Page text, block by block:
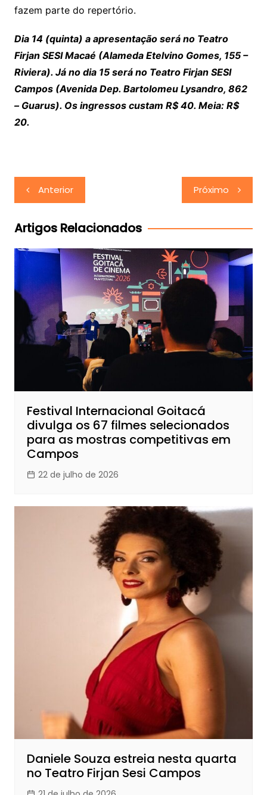
fazem parte do repertório.
Dia 14 (quinta) a apresentação será no Teatro
Firjan SESI Macaé (Alameda Etelvino Gomes, 155 –
Riviera). Já no dia 15 será no Teatro Firjan SESI
Campos (Avenida Dep. Bartolomeu Lysandro, 862
– Guarus). Os ingressos custam R$ 40. Meia: R$
20.
Navegação
de
Post
Anterior Próximo
Artigos Relacionados
Festival Internacional Goitacá
divulga os 67 filmes selecionados
para as mostras competitivas em
Campos
22 de julho de 2026
Daniele Souza estreia nesta quarta
no Teatro Firjan Sesi Campos